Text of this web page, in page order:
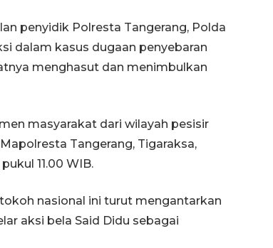
penyidik Polresta Tangerang, Polda
dalam kasus dugaan penyebaran
menghasut dan menimbulkan
masyarakat dari wilayah pesisir
Tangerang, Tigaraksa,
11.00 WIB.
nasional ini turut mengantarkan
aksi bela Said Didu sebagai